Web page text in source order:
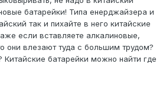
батарейки! Типа енерджайзера и
так и пихайте в него китайские
если вставляете алкалиновые,
они влезают туда с большим трудом?
Китайские батарейки можно найти где